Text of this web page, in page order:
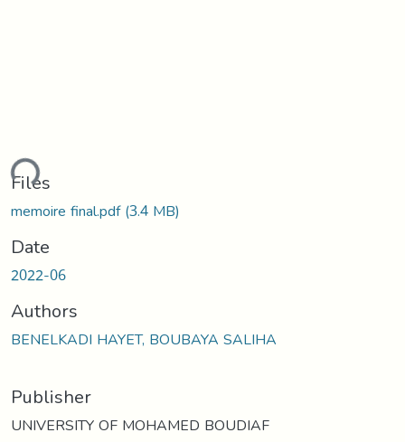
Files
memoire final.pdf(3.4 MB)
Date
2022-06
Authors
BENELKADI HAYET, BOUBAYA SALIHA
Publisher
UNIVERSITY OF MOHAMED BOUDIAF